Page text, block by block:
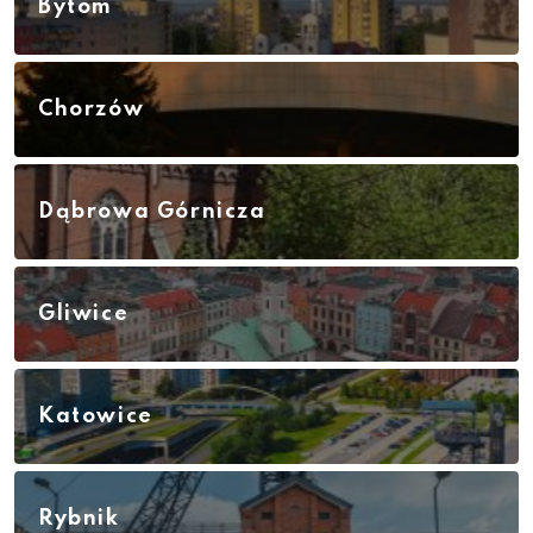
Bytom
Chorzów
Dąbrowa Górnicza
Gliwice
Katowice
Rybnik